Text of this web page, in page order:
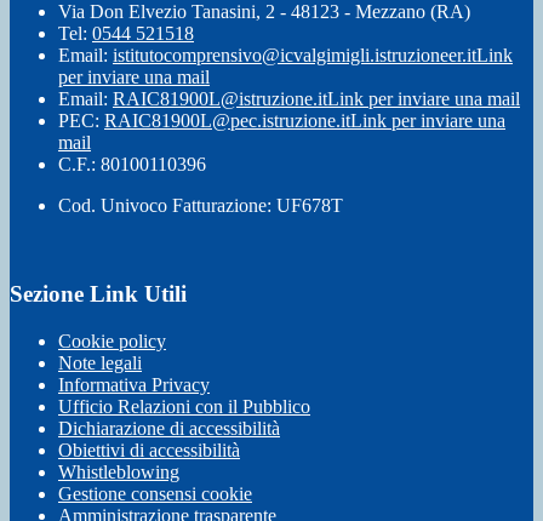
Via Don Elvezio Tanasini, 2 - 48123 - Mezzano (RA)
Tel: 0544 521518
Email: istitutocomprensivo@icvalgimigli.istruzioneer.itLink
per inviare una mail
Email: RAIC81900L@istruzione.itLink per inviare una mail
PEC: RAIC81900L@pec.istruzione.itLink per inviare una
mail
C.F.: 80100110396
Cod. Univoco Fatturazione: UF678T
Sezione Link Utili
Cookie policy
Note legali
Informativa Privacy
Ufficio Relazioni con il Pubblico
Dichiarazione di accessibilità
Obiettivi di accessibilità
Whistleblowing
Gestione consensi cookie
Amministrazione trasparente